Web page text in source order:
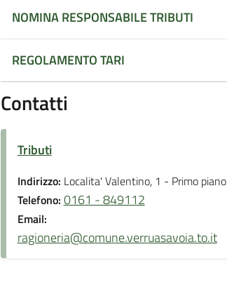
NOMINA RESPONSABILE TRIBUTI
REGOLAMENTO TARI
Contatti
Tributi
Indirizzo: Localita' Valentino, 1 - Primo piano
Telefono: 0161 - 849112
Email:
ragioneria@comune.verruasavoia.to.it